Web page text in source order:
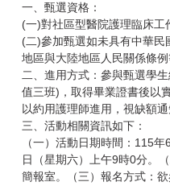
一、甄選資格：
(一)對社區型醫院護理臨床工
(二)參加甄選如未具有中華
地區與大陸地區人民關係條例
二、進用方式：參與甄選學
值三班)，取得畢業證書後以
以約用護理師進用，視缺額通
三、活動相關資訊如下：
（一）活動日期時間：115
日（星期六）上午9時0分。
簡報室。（三）報名方式：